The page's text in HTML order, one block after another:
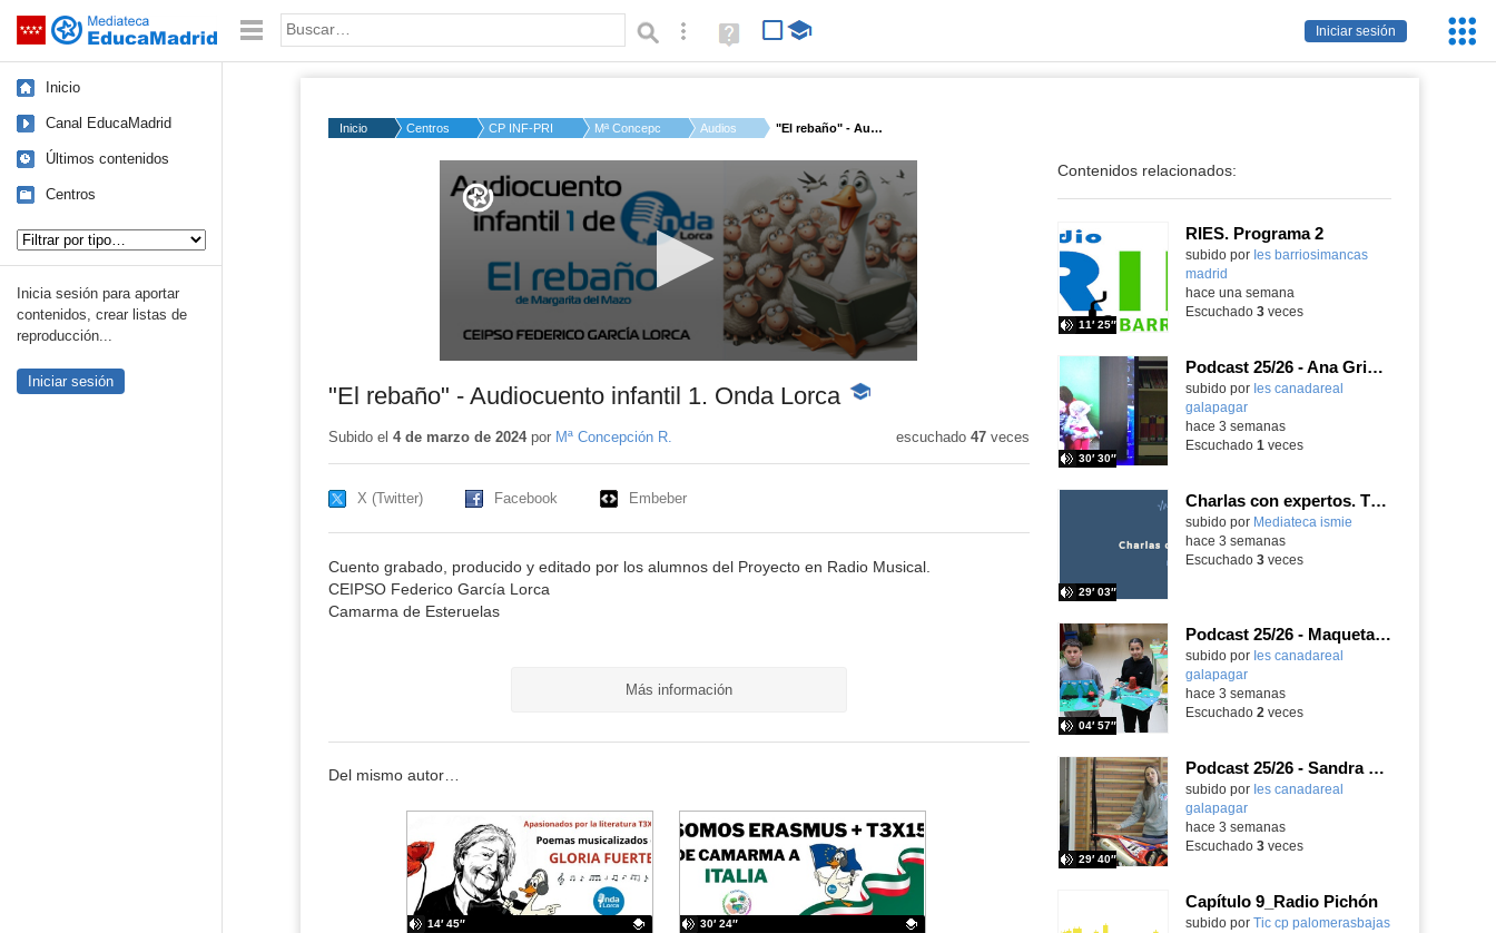
Saltar navegación
Iniciar sesión
Palabra o frase: Búsqueda avanzada
Ayuda
(en
Inicio
Canal EducaMadrid
Últimos contenidos
Centros
Inicia sesión para aportar
contenidos, crear listas de
reproducción...
Iniciar sesión
Inicio Centros CP INF-PRI FEDERICO ...Mª Concepción R. Audios "El rebaño" - Audioc...
50%
"El rebaño" - Audiocuento infantil 1. Onda Lorca -
educativo
Subido el 4 de marzo de 2024por Mª Concepción R. escuchado 47veces
X (Twitter) Facebook Embeber
Cuento grabado, producido y editado por los alumnos del Proyecto en Radio Musical.
CEIPSO Federico García Lorca
Camarma de Esteruelas
Más información
Del mismo autor…
14′ 45″ 30′ 24″
Contenidos relacionados:
RIES. Programa 2
Contenido educativo.
subido por Ies barriosimancas
madrid
11′ 25″
hace una semana
Escuchado 3veces
Podcast 25/26 - Ana Griott y los cuentos de las voces olvidadas
subido por Ies canadareal
galapagar
30′ 30″
-
hace 3 semanas
Escuchado 1 veces
Charlas con expertos. T1, E5. David-Li Ilundáin Reviriego
subido por Mediateca ismie
29′ 03″
hace 3 semanas
Escuchado 3veces
Podcast 25/26 - Maquetas sobre el feudalismo
subido por Ies canadareal
galapagar
04′ 57″
-
hace 3 semanas
Escuchado 2 veces
Podcast 25/26 - Sandra Gómez, campeona de Enduro
subido por Ies canadareal
galapagar
29′ 40″
-
hace 3 semanas
Escuchado 3veces
Capítulo 9_Radio Pichón
Contenido educativo.
subido por Tic cp palomerasbajas